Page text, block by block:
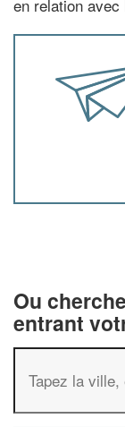
en relation avec
Ou
entrant